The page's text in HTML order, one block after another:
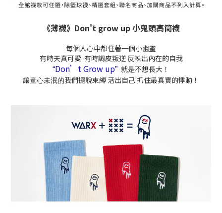
《薄襪》Don't grow up 小鬼頭高筒襪
每個人心中都住著一個小幽靈
有時天真可愛 有時調皮叛逆 反映出內在的自我
“Don’t Grow up” 就是不想長大！
讓童心未泯的我們擺脫束縛 活出自己 抓住最真實的悸動！